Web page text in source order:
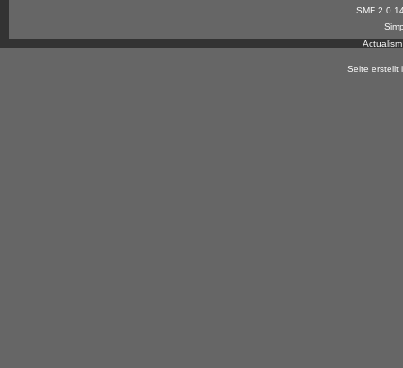
SMF
Seite erstellt